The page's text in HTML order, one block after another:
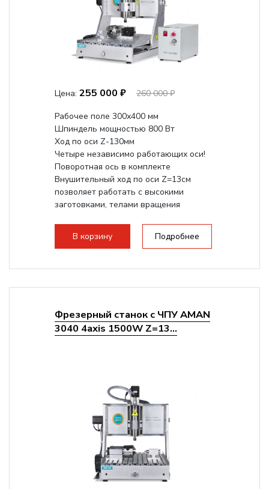
Цена: 255 000 ₽
260 000 ₽
Рабочее поле 300х400 мм
Шпиндель мощностью 800 Вт
Ход по оси Z-130мм
Четыре независимо работающих оси!
Поворотная ось в комплекте
Внушительный ход по оси Z=13см
позволяет работать с высокими
заготовками, телами вращения
В корзину
Подробнее
Фрезерный станок с ЧПУ AMAN
3040 4axis 1500W Z=13...